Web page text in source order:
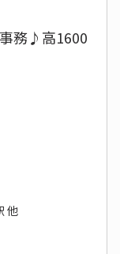
務♪高1600
他